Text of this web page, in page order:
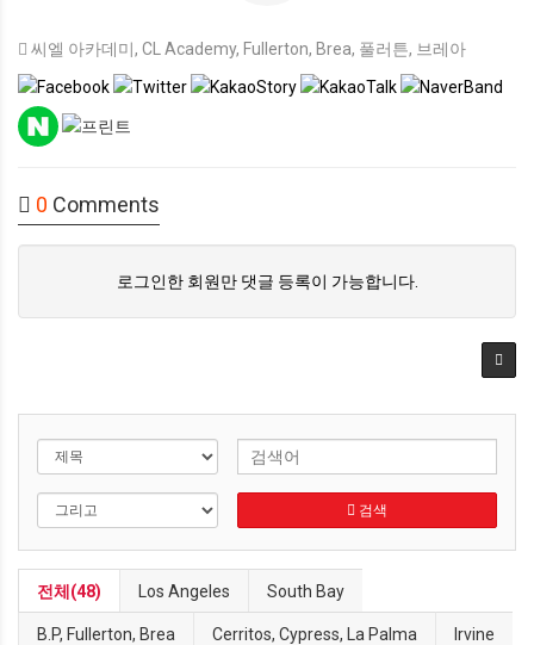
씨엘 아카데미, CL Academy, Fullerton, Brea, 풀러튼, 브레아
0 Comments
로그인한 회원만 댓글 등록이 가능합니다.
검색
전체(48) Los Angeles South Bay
B.P, Fullerton, Brea Cerritos, Cypress, La Palma Irvine